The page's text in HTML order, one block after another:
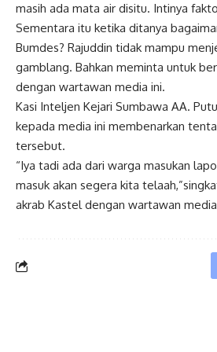
masih ada mata air disitu. Intinya
Sementara itu ketika ditanya
Bumdes? Rajuddin tidak mampu
gamblang. Bahkan meminta untuk
dengan wartawan media ini.
Kasi Inteljen Kejari Sumbawa AA.
kepada media ini membenarkan
tersebut.
“Iya tadi ada dari warga masukan
masuk akan segera kita
akrab Kastel dengan wartawan media